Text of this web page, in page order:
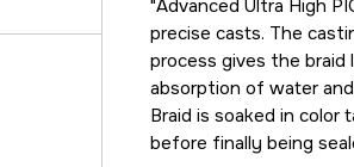
499 kr
0,285 mm
479 kr
0,305 mm
479 kr
"Advanced Ultra High
precise casts. The
process gives the braid
absorption of water
Braid is soaked in
before finally being